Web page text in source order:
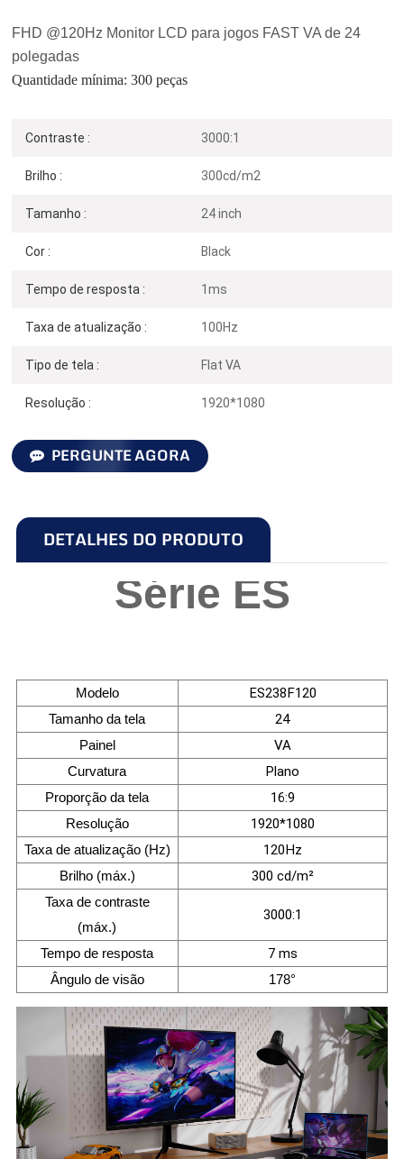
FHD @120Hz Monitor LCD para jogos FAST VA de 24
polegadas
Quantidade mínima: 300 peças
Contraste : 3000:1
Brilho : 300cd/m2
Tamanho : 24 inch
Cor : Black
Tempo de resposta : 1ms
Taxa de atualização : 100Hz
Tipo de tela : Flat VA
Resolução : 1920*1080
PERGUNTE AGORA
DETALHES DO PRODUTO
Série ES
Modelo ES238F120
Tamanho da tela 24
Painel VA
Curvatura Plano
Proporção da tela 16:9
Resolução 1920*1080
Taxa de atualização (Hz) 120Hz
Brilho (máx.) 300 cd/m²
Taxa de contraste
(máx.)
3000:1
Tempo de resposta 7 ms
Ângulo de visão 178°